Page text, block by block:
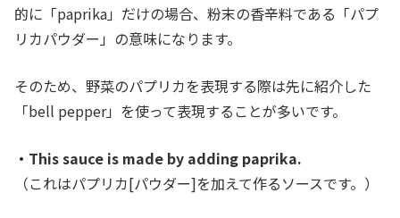
的に「paprika」だけの場合、粉末の香辛料である「パプ
リカパウダー」の意味になります。
そのため、野菜のパプリカを表現する際は先に紹介した
「bell pepper」を使って表現することが多いです。
・This sauce is made by adding paprika.
（これはパプリカ[パウダー]を加えて作るソースです。）